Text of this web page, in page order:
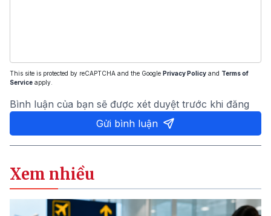
This site is protected by reCAPTCHA and the Google Privacy Policy and Terms of
Service apply.
Bình luận của bạn sẽ được xét duyệt trước khi đăng
Gửi bình luận
Xem nhiều